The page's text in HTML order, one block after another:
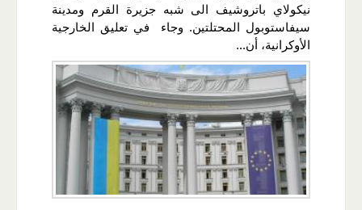
نيكولاي باتروشيف الى شبه جزيرة القرم ومدينة
سيفاستوبول المحتلتين. وجاء في تعليق الخارجية
الأوكرانية، أن...